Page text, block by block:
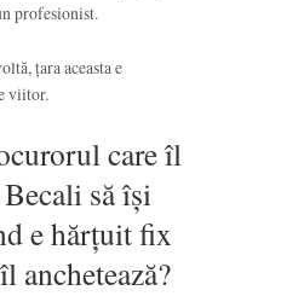
profesionist.
țara aceasta e
viitor.
care îl
Becali să își
e hărțuit fix
anchetează?